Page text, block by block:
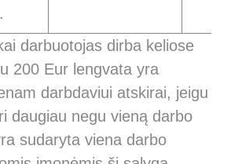
darbuotojas dirba keliose
200 Eur lengvata yra
darbdaviui atskirai, jeigu
daugiau negu vieną darbo
sudaryta viena darbo